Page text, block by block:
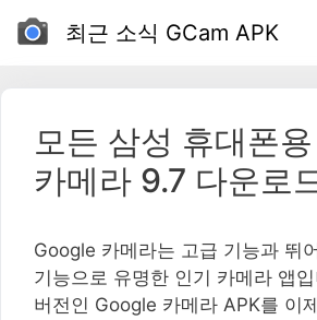
최근 소식 GCam APK
모든 삼성 휴대폰
카메라 9.7 다운로
Google 카메라는 고급 기능과 뛰
기능으로 유명한 인기 카메라 앱
버전인 Google 카메라 APK를 이